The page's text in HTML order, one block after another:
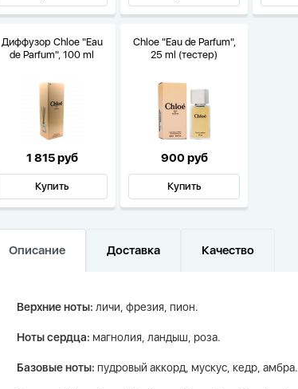
Диффузор Chloe "Eau
de Parfum", 100 ml
1 815 руб
Купить
Chloe "Eau de Parfum",
25 ml (тестер)
900 руб
Купить
Описание Доставка Качество
Верхние ноты: личи, фрезия, пион.
Ноты сердца: магнолия, ландыш, роза.
Базовые ноты: пудровый аккорд, мускус, кедр, амбра.